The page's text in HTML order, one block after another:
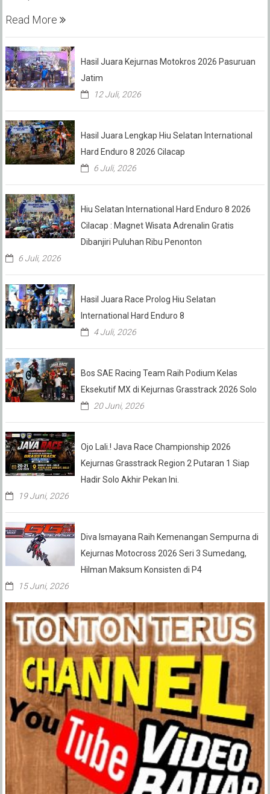
Read More
Hasil Juara Kejurnas Motokros 2026 Pasuruan
Jatim
12 Juli, 2026
Hasil Juara Lengkap Hiu Selatan International
Hard Enduro 8 2026 Cilacap
6 Juli, 2026
Hiu Selatan International Hard Enduro 8 2026
Cilacap : Magnet Wisata Adrenalin Gratis
Dibanjiri Puluhan Ribu Penonton
6 Juli, 2026
Hasil Juara Race Prolog Hiu Selatan
International Hard Enduro 8
4 Juli, 2026
Bos SAE Racing Team Raih Podium Kelas
Eksekutif MX di Kejurnas Grasstrack 2026 Solo
20 Juni, 2026
Ojo Lali.! Java Race Championship 2026
Kejurnas Grasstrack Region 2 Putaran 1 Siap
Hadir Solo Akhir Pekan Ini.
19 Juni, 2026
Diva Ismayana Raih Kemenangan Sempurna di
Kejurnas Motocross 2026 Seri 3 Sumedang,
Hilman Maksum Konsisten di P4
15 Juni, 2026